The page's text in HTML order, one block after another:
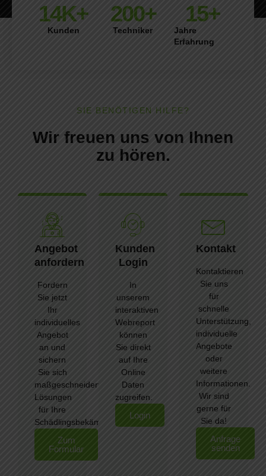
Kunden
14K+
Techniker
200+
Jahre
Erfahrung
15+
SIE BENÖTIGEN HILFE?
Wir freuen uns von Ihnen
zu hören.
Angebot
anfordern
Fordern
Sie jetzt
Ihr
individuelles
Angebot
an und
sichern
Sie sich
maßgeschneiderte
Lösungen
für Ihre
Schädlingsbekämpfung.
Zum
Formular
Kunden
Login
In
unserem
interaktiven
Webreport
können
Sie direkt
auf Ihre
Online
Daten
zugreifen.
Login
Kontakt
Kontaktieren
Sie uns
für
schnelle
Unterstützung,
individuelle
Angebote
oder
weitere
Informationen.
Wir sind
gerne für
Sie da!
Anfrage
senden